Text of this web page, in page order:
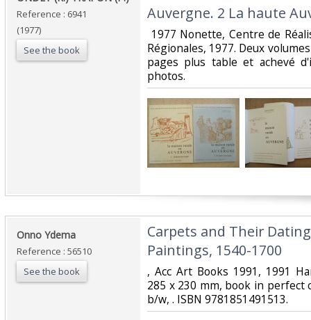
Reference : 6941
(1977)
See the book
Auvergne. 2 La haute
1977 Nonette, Centre de
Régionales, 1977. Deux
pages plus table et achevé
photos. ‎
‎Onno Ydema‎
Reference : 56510
See the book
‎Carpets and Their
Paintings, 1540-1700‎
‎, Acc Art Books 1991, 1991
285 x 230 mm, book in
b/w, . ISBN 9781851491513.‎